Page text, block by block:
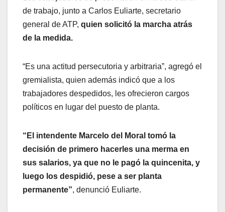
de trabajo, junto a Carlos Euliarte, secretario
general de ATP, quien solicitó la marcha atrás
de la medida.
“Es una actitud persecutoria y arbitraria”, agregó el
gremialista, quien además indicó que a los
trabajadores despedidos, les ofrecieron cargos
políticos en lugar del puesto de planta.
“El intendente Marcelo del Moral tomó la
decisión de primero hacerles una merma en
sus salarios, ya que no le pagó la quincenita, y
luego los despidió, pese a ser planta
permanente”, denunció Euliarte.